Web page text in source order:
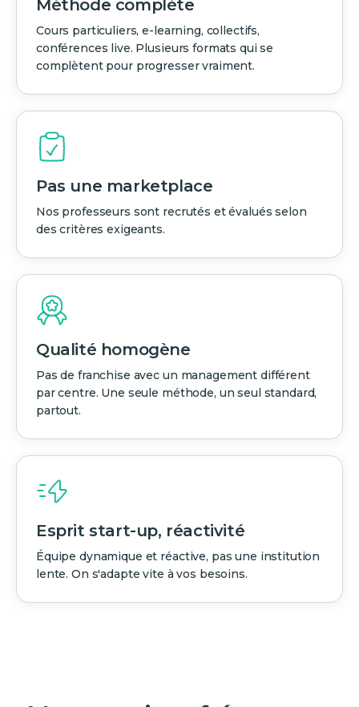
Méthode complète
Cours particuliers, e-learning, collectifs,
conférences live. Plusieurs formats qui se
complètent pour progresser vraiment.
Pas une marketplace
Nos professeurs sont recrutés et évalués selon
des critères exigeants.
Qualité homogène
Pas de franchise avec un management différent
par centre. Une seule méthode, un seul standard,
partout.
Esprit start-up, réactivité
Équipe dynamique et réactive, pas une institution
lente. On s'adapte vite à vos besoins.